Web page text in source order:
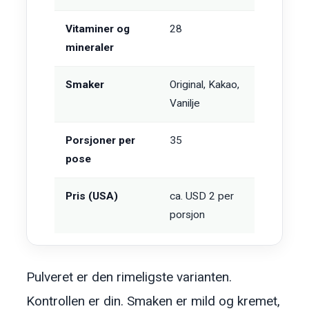
Vitaminer og
mineraler
28
Smaker
Original, Kakao,
Vanilje
Porsjoner per
pose
35
Pris (USA)
ca. USD 2 per
porsjon
Pulveret er den rimeligste varianten.
Kontrollen er din. Smaken er mild og kremet,